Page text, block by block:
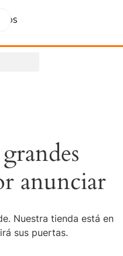
anunciar
Nuestra tienda está en
sus puertas.